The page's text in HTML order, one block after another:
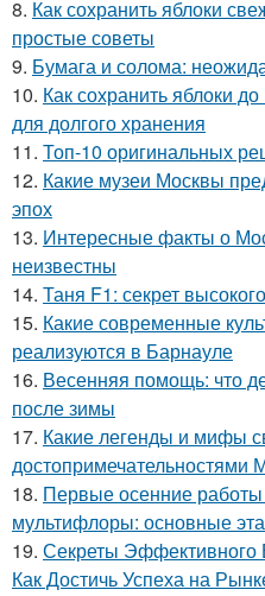
8. Как сохранить яблоки
простые советы
9. Бумага и солома:
10. Как сохранить яблоки
для долгого хранения
11. Топ-10 оригинальных
12. Какие музеи Москвы
эпох
13. Интересные факты о
неизвестны
14. Таня F1: секрет
15. Какие современные
реализуются в Барнауле
16. Весенняя помощь: что
после зимы
17. Какие легенды и мифы
достопримечательностями
18. Первые осенние
мультифлоры: основные
19. Секреты
Как Достичь Успеха на